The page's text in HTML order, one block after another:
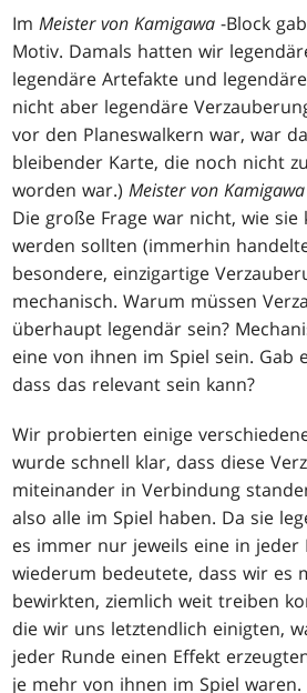
ImMeister von Kamigawa-Block
Motiv. Damals hatten wir
legendäre Artefakte und
nicht aber legendäre
vor den Planeswalkern war, war
bleibender Karte, die noch nicht
worden war.)Meister von Kamigawa
Die große Frage war nicht, wie
werden sollten (immerhin
besondere, einzigartige
mechanisch. Warum müssen
überhaupt legendär sein?
eine von ihnen im Spiel sein. Gab
dass das relevant sein kann?
Wir probierten einige
wurde schnell klar, dass diese
miteinander in Verbindung
also alle im Spiel haben. Da sie
es immer nur jeweils eine in jeder
wiederum bedeutete, dass wir es
bewirkten, ziemlich weit treiben
die wir uns letztendlich einigten,
jeder Runde einen Effekt
je mehr von ihnen im Spiel waren.